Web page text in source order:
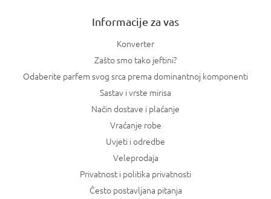
Informacije za vas
Konverter
Zašto smo tako jeftini?
Odaberite parfem svog srca prema dominantnoj komponenti
Sastav i vrste mirisa
Način dostave i plaćanje
Vraćanje robe
Uvjeti i odredbe
Veleprodaja
Privatnost i politika privatnosti
Često postavljana pitanja